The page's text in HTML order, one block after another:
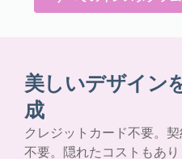
美しいデザイン
成
クレジットカード不要。
不要。隠れたコストもあり